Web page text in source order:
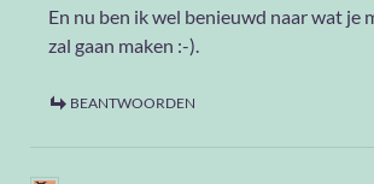
En nu ben ik wel benieuwd naar wat je
zal gaan maken :-).
BEANTWOORDEN